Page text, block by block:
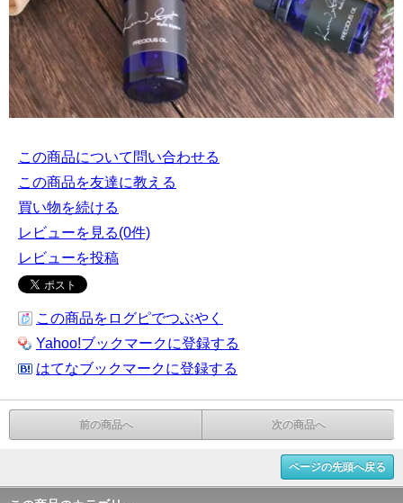
この商品について問い合わせる
この商品を友達に教える
買い物を続ける
レビューを見る(0件)
レビューを投稿
この商品をログピでつぶやく
Yahoo!ブックマークに登録する
はてなブックマークに登録する
前の商品へ 次の商品へ
ページの先頭へ戻る